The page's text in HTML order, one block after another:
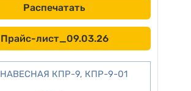
Распечатать
Прайс-лист_09.03.26
НАВЕСНАЯ КПР-9, КПР-9-01